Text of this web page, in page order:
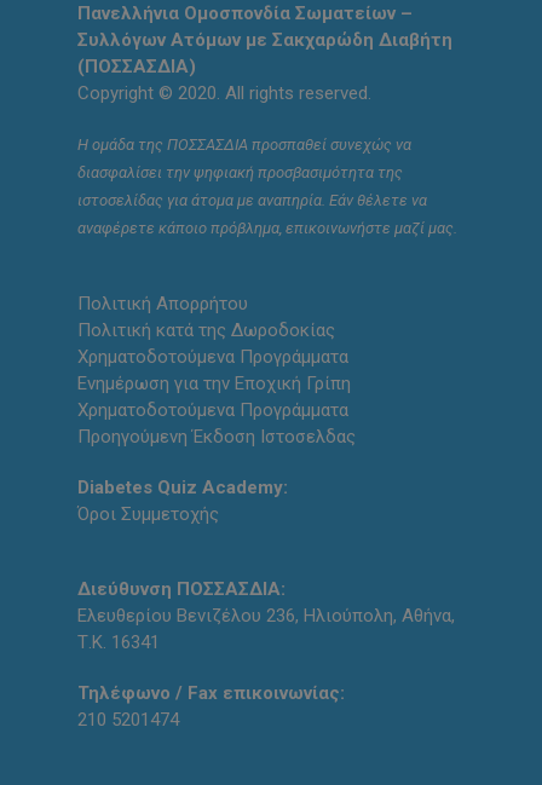
Πανελλήνια Ομοσπονδία Σωματείων –
Συλλόγων Ατόμων με Σακχαρώδη Διαβήτη
(ΠΟΣΣΑΣΔΙΑ)
Copyright © 2020. All rights reserved.
Η ομάδα της ΠΟΣΣΑΣΔΙΑ προσπαθεί συνεχώς να
διασφαλίσει την ψηφιακή προσβασιμότητα της
ιστοσελίδας για άτομα με αναπηρία. Εάν θέλετε να
αναφέρετε κάποιο πρόβλημα, επικοινωνήστε μαζί μας.
Πολιτική Απορρήτου
Πολιτική κατά της Δωροδοκίας
Χρηματοδοτούμενα Προγράμματα
Ενημέρωση για την Εποχική Γρίπη
Χρηματοδοτούμενα Προγράμματα
Προηγούμενη Έκδοση Ιστοσελδας
Diabetes Quiz Academy:
Όροι Συμμετοχής
Διεύθυνση ΠΟΣΣΑΣΔΙΑ:
Ελευθερίου Βενιζέλου 236, Ηλιούπολη, Αθήνα,
Τ.Κ. 16341
Τηλέφωνο / Fax επικοινωνίας:
210 5201474